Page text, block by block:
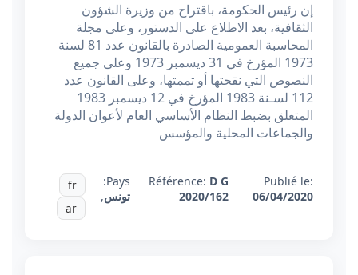
إن رئيس الحكومة، باقتراح من وزيرة الشؤون
الثقافية، بعد الاطلاع على الدستور، وعلى مجلة
المحاسبة العمومية الصادرة بالقانون عدد 81 لسنة
1973 المؤرخ في 31 ديسمبر 1973 وعلى جميع
النصوص التي نقحتها أو تممتها، وعلى القانون عدد
112 لسـنة 1983 المؤرخ في 12 ديسمبر 1983
المتعلق بضبط النظام الأساسي العام لأعوان الدولة
والجماعات المحلية والمؤسس
Publié le:
06/04/2020
Référence: D G
2020/162
Pays:
تونس,
fr
ar